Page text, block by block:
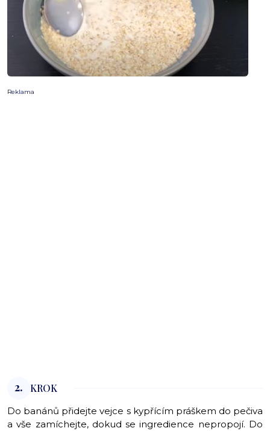
Reklama
2. KROK
Do banánů přidejte vejce s kypřícím práškem do pečiva
a vše zamíchejte, dokud se ingredience nepropojí. Do